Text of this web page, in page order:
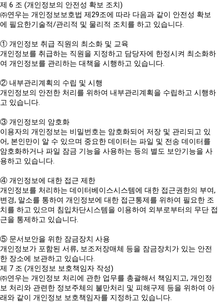
제 6 조 (개인정보의 안전성 확보 조치)
㈜연우는 개인정보보호법 제29조에 따라 다음과 같이 안전성 확보
에 필요한기술적/관리적 및 물리적 조치를 하고 있습니다.
① 개인정보 취급 직원의 최소화 및 교육
개인정보를 취급하는 직원을 지정하고 담당자에 한정시켜 최소화하
여 개인정보를 관리하는 대책을 시행하고 있습니다.
② 내부관리계획의 수립 및 시행
개인정보의 안전한 처리를 위하여 내부관리계획을 수립하고 시행하
고 있습니다.
③ 개인정보의 암호화
이용자의 개인정보는 비밀번호는 암호화되어 저장 및 관리되고 있
어, 본인만이 알 수 있으며 중요한 데이터는 파일 및 전송 데이터를
암호화하거나 파일 잠금 기능을 사용하는 등의 별도 보안기능을 사
용하고 있습니다.
④ 개인정보에 대한 접근 제한
개인정보를 처리하는 데이터베이스시스템에 대한 접근권한의 부여,
변경, 말소를 통하여 개인정보에 대한 접근통제를 위하여 필요한 조
치를 하고 있으며 침입차단시스템을 이용하여 외부로부터의 무단 접
근을 통제하고 있습니다.
⑤ 문서보안을 위한 잠금장치 사용
개인정보가 포함된 서류, 보조저장매체 등을 잠금장치가 있는 안전
한 장소에 보관하고 있습니다.
제 7 조 (개인정보 보호책임자 작성)
㈜연우는 개인정보 처리에 관한 업무를 총괄해서 책임지고, 개인정
보 처리와 관련한 정보주체의 불만처리 및 피해구제 등을 위하여 아
래와 같이 개인정보 보호책임자를 지정하고 있습니다.